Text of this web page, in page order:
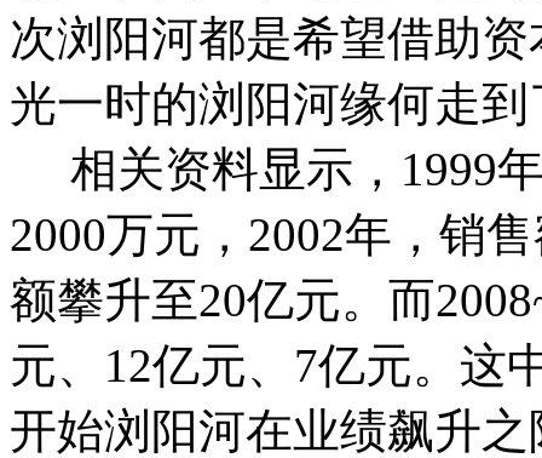
次浏阳河都是希望借助
光一时的浏阳河缘何走
相关资料显示，1999
2000万元，2002年，销
额攀升至20亿元。而
元、12亿元、7亿元。这
开始浏阳河在业绩飙升